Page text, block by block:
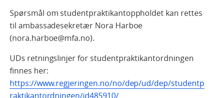
Spørsmål om studentpraktikantoppholdet kan rettes
til ambassadesekretær Nora Harboe
(nora.harboe@mfa.no).
UDs retningslinjer for studentpraktikantordningen
finnes her:
https://www.regjeringen.no/no/dep/ud/dep/studentp
raktikantordningen/id485910/